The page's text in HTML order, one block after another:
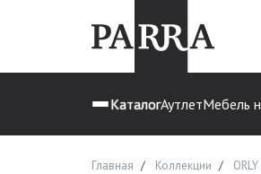
КаталогАутлетМебель
Главная Коллекции